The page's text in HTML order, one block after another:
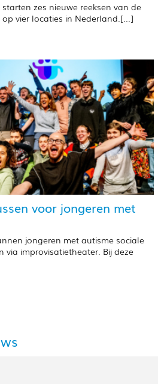
zes nieuwe reeksen van de
op vier locaties in Nederland.[...]
voor jongeren met
jongeren met autisme sociale
via improvisatietheater. Bij deze